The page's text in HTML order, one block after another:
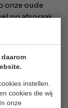
instellen.
cookies die wij
onze
onze oude
op afspraak.
weer vrij
en